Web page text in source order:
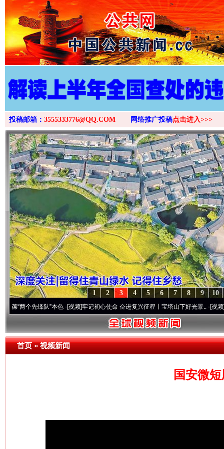
>
投稿邮箱： 3555333776@QQ.COM 网络推广投稿点击进入>>>
10
9
8
7
6
5
4
3
2
1
先锋队”本色·[视频]牢记初心使命 奋进复兴征程丨宝塔山下好光景..·[视频]因党而生
首页»视频新闻
国安微